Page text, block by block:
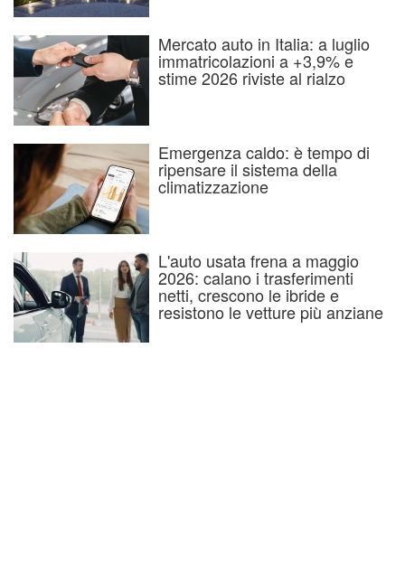
Mercato auto in Italia: a luglio
immatricolazioni a +3,9% e
stime 2026 riviste al rialzo
Emergenza caldo: è tempo di
ripensare il sistema della
climatizzazione
L'auto usata frena a maggio
2026: calano i trasferimenti
netti, crescono le ibride e
resistono le vetture più anziane